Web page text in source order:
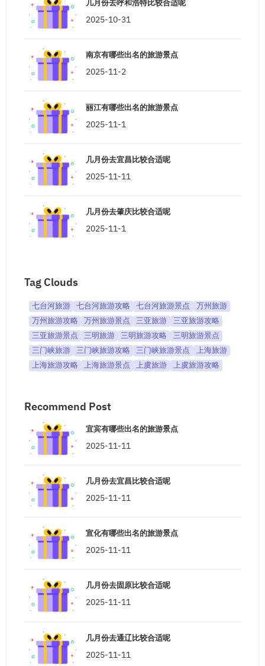
几月份去呼和浩特比较合适呢
2025-10-31
南京有哪些出名的旅游景点
2025-11-2
丽江有哪些出名的旅游景点
2025-11-1
几月份去宜昌比较合适呢
2025-11-11
几月份去肇庆比较合适呢
2025-11-1
Tag Clouds
七台河旅游 七台河旅游攻略 七台河旅游景点
万州旅游
万州旅游攻略
万州旅游景点 三亚旅游
三亚旅游攻略
三亚旅游景点
三明旅游 三明旅游攻略
三明旅游景点
三门峡旅游
三门峡旅游攻略 三门峡旅游景点
上海旅游
上海旅游攻略
上海旅游景点 上虞旅游 上虞旅游攻略
Recommend Post
宜宾有哪些出名的旅游景点
2025-11-11
几月份去宜昌比较合适呢
2025-11-11
宣化有哪些出名的旅游景点
2025-11-11
几月份去固原比较合适呢
2025-11-11
几月份去通辽比较合适呢
2025-11-11